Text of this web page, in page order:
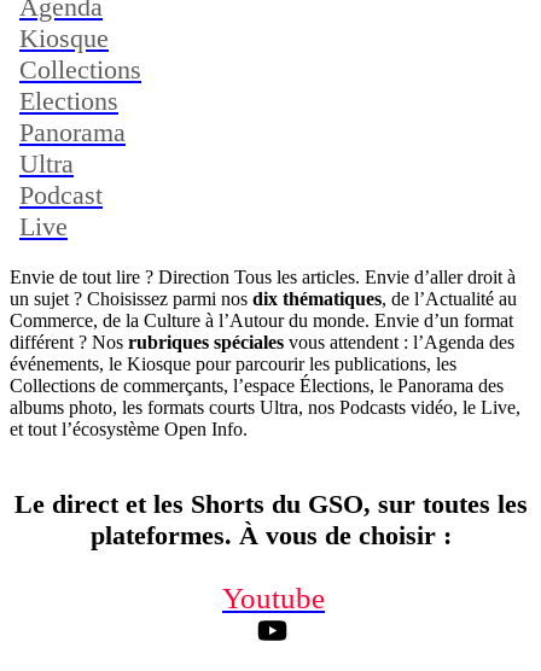
Agenda
Kiosque
Collections
Elections
Panorama
Ultra
Podcast
Live
Envie de tout lire ? Direction Tous les articles. Envie d’aller droit à
un sujet ? Choisissez parmi nos dix thématiques, de l’Actualité au
Commerce, de la Culture à l’Autour du monde. Envie d’un format
différent ? Nos rubriques spéciales vous attendent : l’Agenda des
événements, le Kiosque pour parcourir les publications, les
Collections de commerçants, l’espace Élections, le Panorama des
albums photo, les formats courts Ultra, nos Podcasts vidéo, le Live,
et tout l’écosystème Open Info.
Le direct et les Shorts du GSO, sur toutes les
plateformes. À vous de choisir:
Youtube